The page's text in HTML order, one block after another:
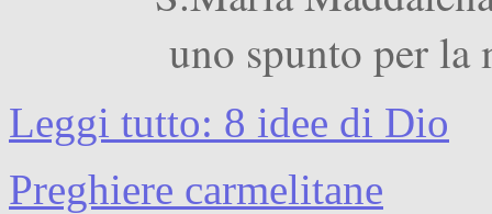
uno spunto per la
Leggi tutto: 8 idee di Dio
Preghiere carmelitane